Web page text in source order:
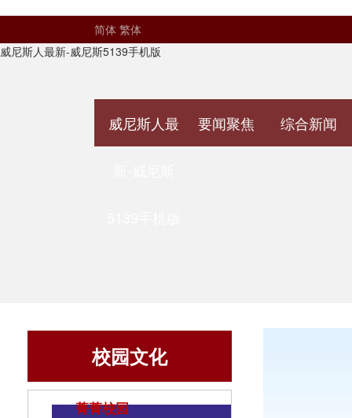
简体 繁体
威尼斯人最新-威尼斯5139手机版
威尼斯人最 要闻聚焦 综合新闻
校园文化
菁菁校园